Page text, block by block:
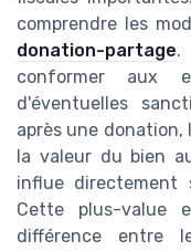
comprendre les
donation-partage.
conformer aux
d'éventuelles
après une
la valeur du bien
influe directement
Cette plus-value
différence